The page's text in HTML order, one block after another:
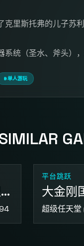
克里斯托弗的儿子苏
系统（圣水、斧头）
#单人游玩
加油啊伍佑卫门 拯救雪公主
平台跳跃
大金刚
超级任天堂